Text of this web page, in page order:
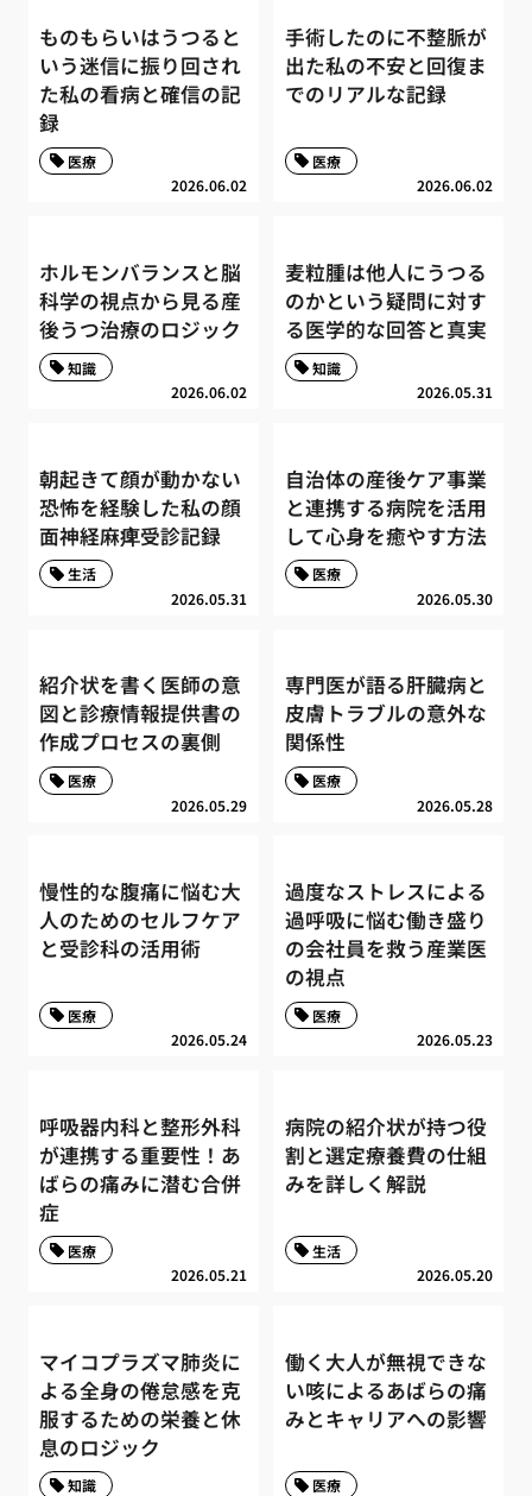
ものもらいはうつると
いう迷信に振り回され
た私の看病と確信の記
録
2026.06.02
医療
手術したのに不整脈が
出た私の不安と回復ま
でのリアルな記録
2026.06.02
医療
ホルモンバランスと脳
科学の視点から見る産
後うつ治療のロジック
2026.06.02
知識
麦粒腫は他人にうつる
のかという疑問に対す
る医学的な回答と真実
2026.05.31
知識
朝起きて顔が動かない
恐怖を経験した私の顔
面神経麻痺受診記録
2026.05.31
生活
自治体の産後ケア事業
と連携する病院を活用
して心身を癒やす方法
2026.05.30
医療
紹介状を書く医師の意
図と診療情報提供書の
作成プロセスの裏側
2026.05.29
医療
専門医が語る肝臓病と
皮膚トラブルの意外な
関係性
2026.05.28
医療
慢性的な腹痛に悩む大
人のためのセルフケア
と受診科の活用術
2026.05.24
医療
過度なストレスによる
過呼吸に悩む働き盛り
の会社員を救う産業医
の視点
2026.05.23
医療
呼吸器内科と整形外科
が連携する重要性！あ
ばらの痛みに潜む合併
症
2026.05.21
医療
病院の紹介状が持つ役
割と選定療養費の仕組
みを詳しく解説
2026.05.20
生活
マイコプラズマ肺炎に
よる全身の倦怠感を克
服するための栄養と休
息のロジック
知識
働く大人が無視できな
い咳によるあばらの痛
みとキャリアへの影響
医療